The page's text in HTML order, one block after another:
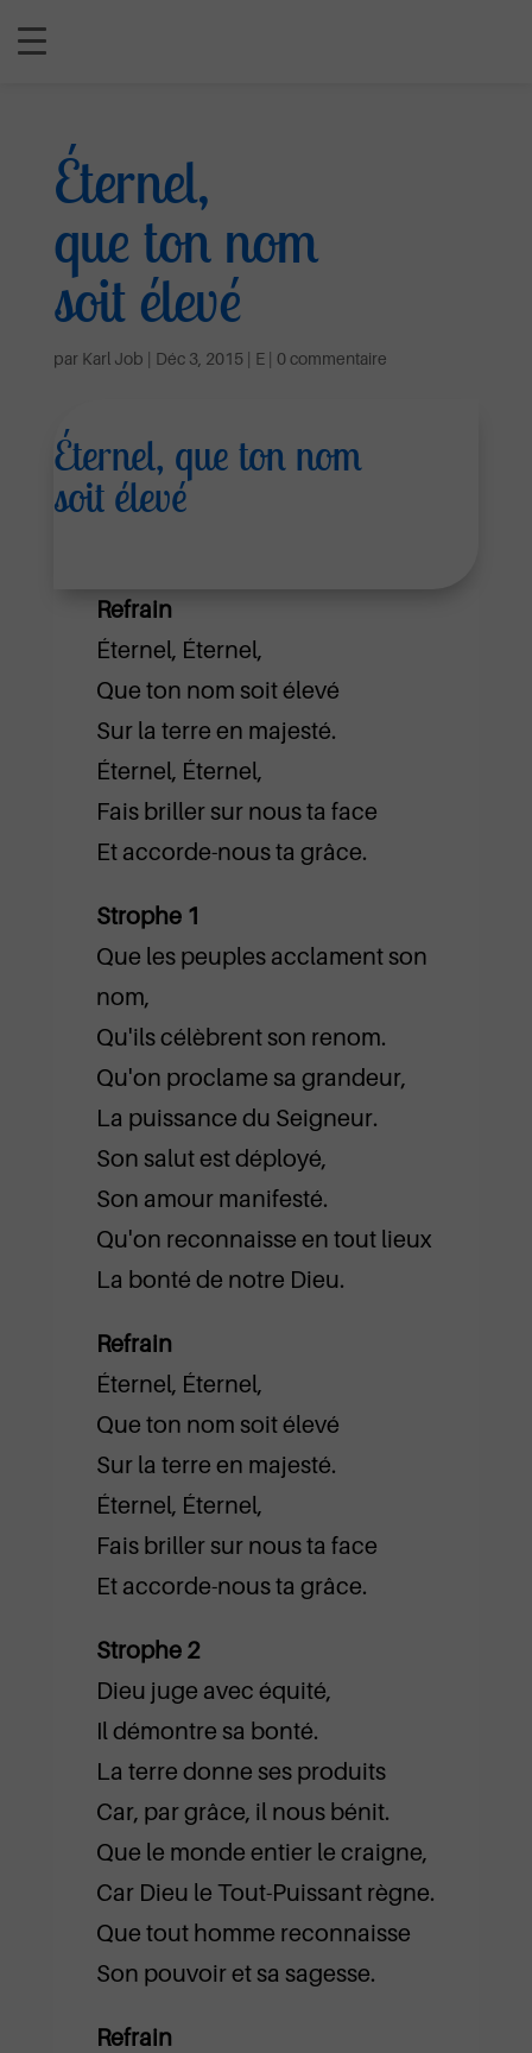
Éternel,
que ton nom
soit élevé
par Karl Job | Déc 3, 2015| E| 0 commentaire
Éternel, que ton nom
soit élevé
Refrain
Éternel, Éternel,
Que ton nom soit élevé
Sur la terre en majesté.
Éternel, Éternel,
Fais briller sur nous ta face
Et accorde-nous ta grâce.
Strophe 1
Que les peuples acclament son
nom,
Qu'ils célèbrent son renom.
Qu'on proclame sa grandeur,
La puissance du Seigneur.
Son salut est déployé,
Son amour manifesté.
Qu'on reconnaisse en tout lieux
La bonté de notre Dieu.
Refrain
Éternel, Éternel,
Que ton nom soit élevé
Sur la terre en majesté.
Éternel, Éternel,
Fais briller sur nous ta face
Et accorde-nous ta grâce.
Strophe 2
Dieu juge avec équité,
Il démontre sa bonté.
La terre donne ses produits
Car, par grâce, il nous bénit.
Que le monde entier le craigne,
Car Dieu le Tout-Puissant règne.
Que tout homme reconnaisse
Son pouvoir et sa sagesse.
Refrain